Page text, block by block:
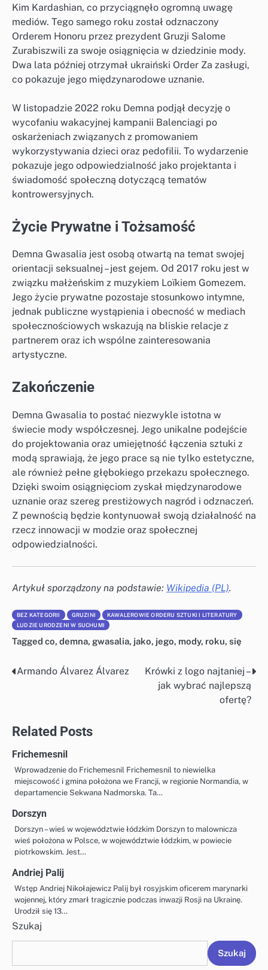
Kim Kardashian, co przyciągnęło ogromną uwagę
mediów. Tego samego roku został odznaczony
Orderem Honoru przez prezydent Gruzji Salome
Zurabiszwili za swoje osiągnięcia w dziedzinie mody.
Dwa lata później otrzymał ukraiński Order Za zasługi,
co pokazuje jego międzynarodowe uznanie.
W listopadzie 2022 roku Demna podjął decyzję o
wycofaniu wakacyjnej kampanii Balenciagi po
oskarżeniach związanych z promowaniem
wykorzystywania dzieci oraz pedofilii. To wydarzenie
pokazuje jego odpowiedzialność jako projektanta i
świadomość społeczną dotyczącą tematów
kontrowersyjnych.
Życie Prywatne i Tożsamość
Demna Gwasalia jest osobą otwartą na temat swojej
orientacji seksualnej – jest gejem. Od 2017 roku jest w
związku małżeńskim z muzykiem Loïkiem Gomezem.
Jego życie prywatne pozostaje stosunkowo intymne,
jednak publiczne wystąpienia i obecność w mediach
społecznościowych wskazują na bliskie relacje z
partnerem oraz ich wspólne zainteresowania
artystyczne.
Zakończenie
Demna Gwasalia to postać niezwykle istotna w
świecie mody współczesnej. Jego unikalne podejście
do projektowania oraz umiejętność łączenia sztuki z
modą sprawiają, że jego prace są nie tylko estetyczne,
ale również pełne głębokiego przekazu społecznego.
Dzięki swoim osiągnięciom zyskał międzynarodowe
uznanie oraz szereg prestiżowych nagród i odznaczeń.
Z pewnością będzie kontynuował swoją działalność na
rzecz innowacji w modzie oraz społecznej
odpowiedzialności.
Artykuł sporządzony na podstawie: Wikipedia (PL).
BEZ KATEGORII GRUZINI
KAWALEROWIE ORDERU SZTUKI I LITERATURY
LUDZIE URODZENI W SUCHUMI
Tagged co, demna, gwasalia, jako, jego, mody, roku, się
Nawigacja
Armando Álvarez Álvarez
Krówki z logo najtaniej –
jak wybrać najlepszą
ofertę?
Related Posts
Frichemesnil
Wprowadzenie do Frichemesnil Frichemesnil to niewielka
miejscowość i gmina położona we Francji, w regionie Normandia, w
departamencie Sekwana Nadmorska. Ta…
Dorszyn
Dorszyn – wieś w województwie łódzkim Dorszyn to malownicza
wieś położona w Polsce, w województwie łódzkim, w powiecie
piotrkowskim. Jest…
Andriej Palij
Wstęp Andriej Nikołajewicz Palij był rosyjskim oficerem marynarki
wojennej, który zmarł tragicznie podczas inwazji Rosji na Ukrainę.
Urodził się 13…
Szukaj
Szukaj